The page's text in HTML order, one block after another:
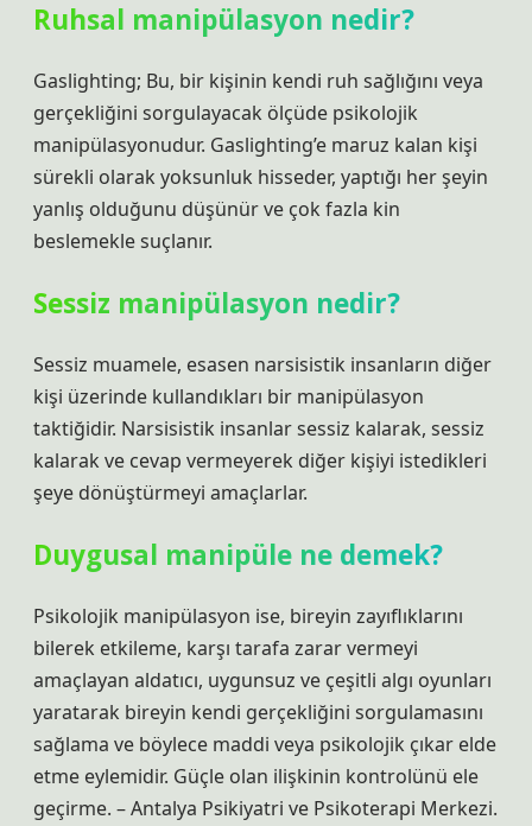
Ruhsal manipülasyon nedir?
Gaslighting; Bu, bir kişinin kendi ruh sağlığını veya
gerçekliğini sorgulayacak ölçüde psikolojik
manipülasyonudur. Gaslighting’e maruz kalan kişi
sürekli olarak yoksunluk hisseder, yaptığı her şeyin
yanlış olduğunu düşünür ve çok fazla kin
beslemekle suçlanır.
Sessiz manipülasyon nedir?
Sessiz muamele, esasen narsisistik insanların diğer
kişi üzerinde kullandıkları bir manipülasyon
taktiğidir. Narsisistik insanlar sessiz kalarak, sessiz
kalarak ve cevap vermeyerek diğer kişiyi istedikleri
şeye dönüştürmeyi amaçlarlar.
Duygusal manipüle ne demek?
Psikolojik manipülasyon ise, bireyin zayıflıklarını
bilerek etkileme, karşı tarafa zarar vermeyi
amaçlayan aldatıcı, uygunsuz ve çeşitli algı oyunları
yaratarak bireyin kendi gerçekliğini sorgulamasını
sağlama ve böylece maddi veya psikolojik çıkar elde
etme eylemidir. Güçle olan ilişkinin kontrolünü ele
geçirme. – Antalya Psikiyatri ve Psikoterapi Merkezi.